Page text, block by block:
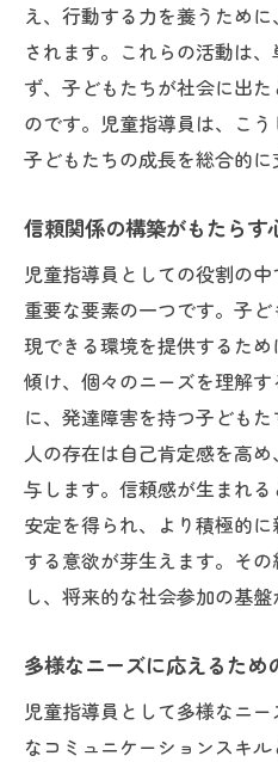
チームワークを重
学び続ける姿勢が
地域密着の視点を
合同会社縁架での
イドライン
スキルアップのた
キャリアプランの
資格取得とそのメ
ネットワーク構築
新たなチャレンジ
成功への道を切り
放課後等デイサービス
底解剖
1日の流れとスケジ
リフレクションと
日々の業務で求め
休憩時間の過ごし
え、行動する力を養うため
されます。これらの活動は
ず、子どもたちが社会に出
のです。児童指導員は、こう
子どもたちの成長を総合的に
信頼関係の構築がもたらす
児童指導員としての役割の
重要な要素の一つです。子
現できる環境を提供するた
傾け、個々のニーズを理解
に、発達障害を持つ子ども
人の存在は自己肯定感を高
与します。信頼感が生まれ
安定を得られ、より積極的
する意欲が芽生えます。そ
し、将来的な社会参加の基盤
多様なニーズに応えるため
児童指導員として多様なニ
なコミュニケーションスキ